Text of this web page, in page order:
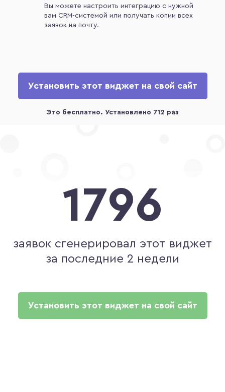
Вы можете настроить интеграцию с нужной
вам CRM-системой или получать копии всех
заявок на почту.
Установить этот виджет на свой сайт
1796
заявок сгенерировал этот виджет
за последние 2 недели
Установить этот виджет на свой сайт